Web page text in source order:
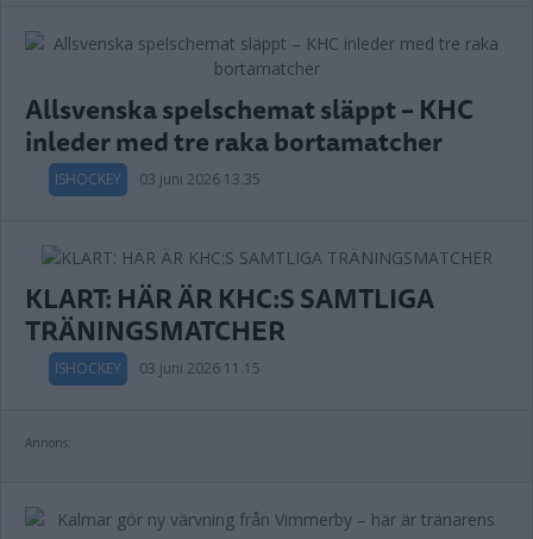
Allsvenska spelschemat släppt – KHC
inleder med tre raka bortamatcher
ISHOCKEY 03 juni 2026 13.35
KLART: HÄR ÄR KHC:S SAMTLIGA
TRÄNINGSMATCHER
ISHOCKEY 03 juni 2026 11.15
Annons: